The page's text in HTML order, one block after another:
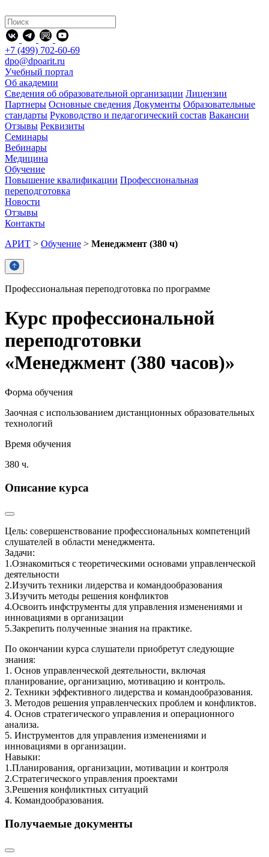
+7 (499) 702-60-69
dpo@dpoarit.ru
Учебный портал
Об академии
Сведения об образовательной организации Лицензии
Партнеры Основные сведения Документы Образовательные
стандарты Руководство и педагогический состав Вакансии
Отзывы Реквизиты
Семинары
Вебинары
Медицина
Обучение
Повышение квалификации Профессиональная
переподготовка
Новости
Отзывы
Контакты
АРИТ > Обучение > Менеджмент (380 ч)
Профессиональная переподготовка по программе
Курс профессиональной
переподготовки
«Менеджмент (380 часов)»
Форма обучения
Заочная с использованием дистанционных образовательных
технологий
Время обучения
380 ч.
Описание курса
Цель: совершенствование профессиональных компетенций
слушателей в области менеджмента.
Задачи:
1.Ознакомиться с теоретическими основами управленческой
деятельности
2.Изучить техники лидерства и командообразования
3.Изучить методы решения конфликтов
4.Освоить инфструменты для управления изменениями и
инновациями в организации
5.Закрепить полученные знания на практике.
По окончании курса слушатели приобретут следующие
знания:
1. Основ управленческой деятельности, включая
планирование, организацию, мотивацию и контроль.
2. Техники эффективного лидерства и командообразования.
3. Методов решения управленческих проблем и конфликтов.
4. Основ стратегического управления и операционного
анализа.
5. Инструментов для управления изменениями и
инновациями в организации.
Навыки:
1.Планирования, организации, мотивации и контроля
2.Стратегического управления проектами
3.Решения конфликтных ситуаций
4. Командообразования.
Получаемые документы